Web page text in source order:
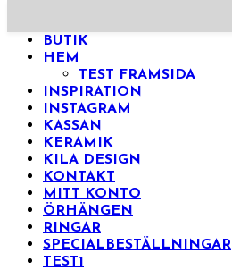
BUTIK
HEM
TEST FRAMSIDA
INSPIRATION
INSTAGRAM
KASSAN
KERAMIK
KILA DESIGN
KONTAKT
MITT KONTO
ÖRHÄNGEN
RINGAR
SPECIALBESTÄLLNINGAR
TEST1